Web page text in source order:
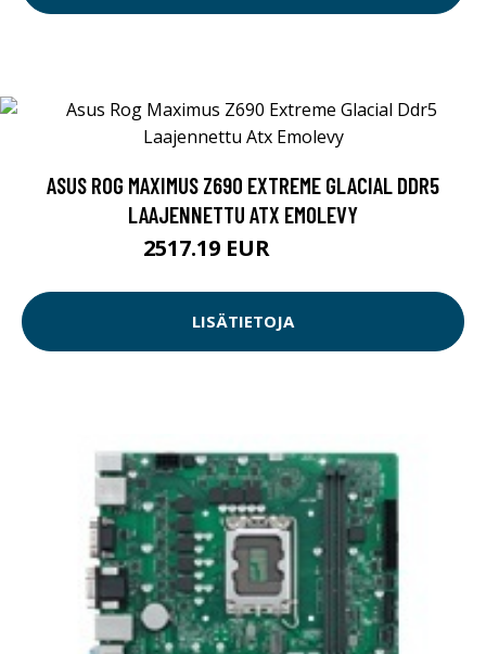
ASUS ROG MAXIMUS Z690 EXTREME GLACIAL DDR5
LAAJENNETTU ATX EMOLEVY
2517.19 EUR
LISÄTIETOJA